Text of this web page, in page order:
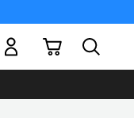
Mi carrito